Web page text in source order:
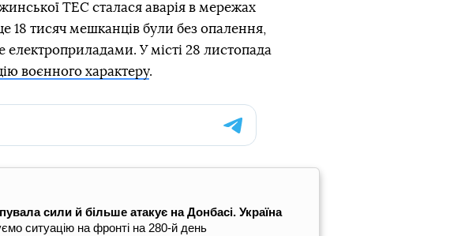
ТЕС сталася аварія в мережах
18 тисяч мешканців були без опалення,
електроприладами. У місті 28 листопада
воєнного характеру.
сили й більше атакує на Донбасі. Україна
ситуацію на фронті на 280-й день